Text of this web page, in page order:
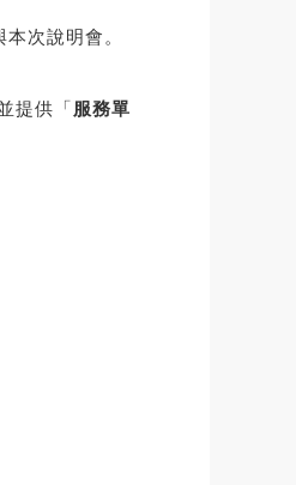
次說明會。
提供「服務單